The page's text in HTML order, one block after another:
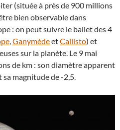
(située à près de 900 millions
bien observable dans
: on peut suivre le ballet des 4
,GanymèdeetCallisto) et
sur la planète. Le 9 mai
de km : son diamètre apparent
sa magnitude de -2,5.